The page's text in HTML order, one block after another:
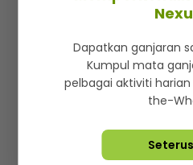
Iklan di
Terma & Syarat
Lebih
Hakcipta Terpelihara ©2026.
Dapatkan ganjaran
Kumpul mata
pelbagai aktiviti
the-